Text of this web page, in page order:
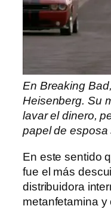
En Breaking
Heisenberg. Su
lavar el dinero,
papel de esposa
En este sentido
fue el más
distribuidora
metanfetamina